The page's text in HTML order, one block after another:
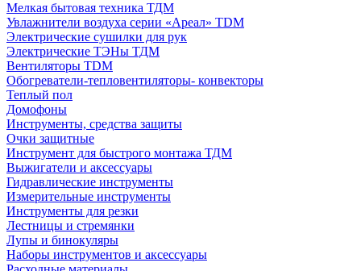
Мелкая бытовая техника ТДМ
Увлажнители воздуха серии «Ареал» TDM
Электрические сушилки для рук
Электрические ТЭНы ТДМ
Вентиляторы TDM
Обогреватели-тепловентиляторы- конвекторы
Теплый пол
Домофоны
Инструменты, средства защиты
Очки защитные
Инструмент для быстрого монтажа ТДМ
Выжигатели и аксессуары
Гидравлические инструменты
Измерительные инструменты
Инструменты для резки
Лестницы и стремянки
Лупы и бинокуляры
Наборы инструментов и аксессуары